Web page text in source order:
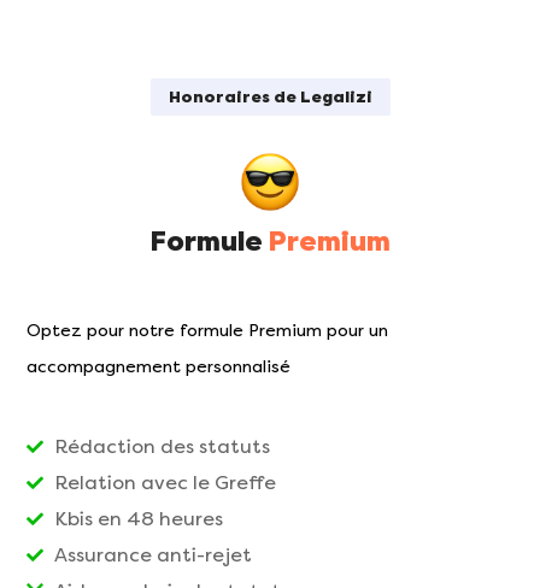
Honoraires de Legalizi
Formule Premium
Optez pour notre formule Premium pour un
accompagnement personnalisé
Rédaction des statuts
Relation avec le Greffe
Kbis en 48 heures
Assurance anti-rejet